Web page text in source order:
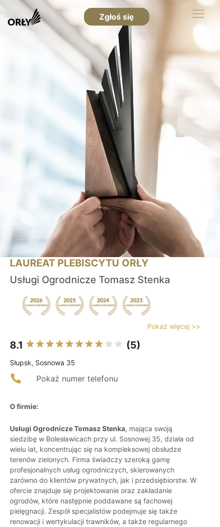
Zgłoś się
LAUREAT PLEBISCYTU ORŁY
Usługi Ogrodnicze Tomasz Stenka
Pokaż więcej >>
8.1 (5)
Słupsk, Sosnowa 35
Pokaż numer telefonu
O firmie:
Usługi Ogrodnicze Tomasz Stenka, mająca swoją
siedzibę w Bolesławicach przy ul. Sosnowej 35, działa od
wielu lat, koncentrując się na kompleksowej obsłudze
terenów zielonych. Firma świadczy szeroką gamę
profesjonalnych usług ogrodniczych, skierowanych
zarówno do klientów prywatnych, jak i przedsiębiorstw. W
ofercie znajduje się projektowanie oraz zakładanie
ogrodów, które następnie poddawane są fachowej
pielęgnacji. Zespół specjalistów podejmuje się także
renowacji i wertykulacji trawników, a także regularnego